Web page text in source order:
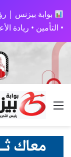
بوابة بيزنس |
• التأمين • ريادة
القائمة